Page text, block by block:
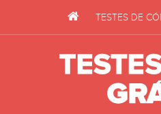
TESTES DE